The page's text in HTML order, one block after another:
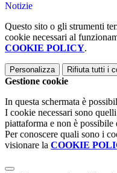
Notizie
Questo sito o gli strumenti
cookie necessari al
COOKIE POLICY.
Personalizza Rifiuta tutti i
Gestione cookie
In questa schermata è
I cookie necessari sono
piattaforma e non è
Per conoscere quali sono i
visionare la COOKIE